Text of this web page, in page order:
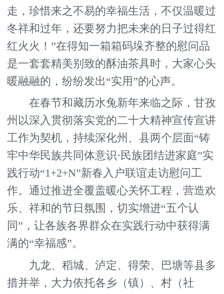
走，珍惜来之不易的幸福生活，不仅温暖过
冬祥和过年，还要努力把未来的日子过得红
红火火！”在得知一箱箱码垛齐整的慰问品
是一套套精美别致的酥油茶具时，大家心头
暖融融的，纷纷发出“实用”的心声。
在春节和藏历水兔新年来临之际，甘孜
州以深入贯彻落实党的二十大精神宣传宣讲
工作为契机，持续深化州、县两个层面“铸
牢中华民族共同体意识·民族团结进家庭”实
践行动“1+2+N”新春入户联谊走访慰问工
作。通过推进全覆盖暖心关怀工程，营造欢
乐、祥和的节日氛围，切实增进“五个认
同”，让各族各界群众在实践行动中获得满
满的“幸福感”。
九龙、稻城、泸定、得荣、巴塘等县多
措并举，大力依托各乡（镇）、村（社